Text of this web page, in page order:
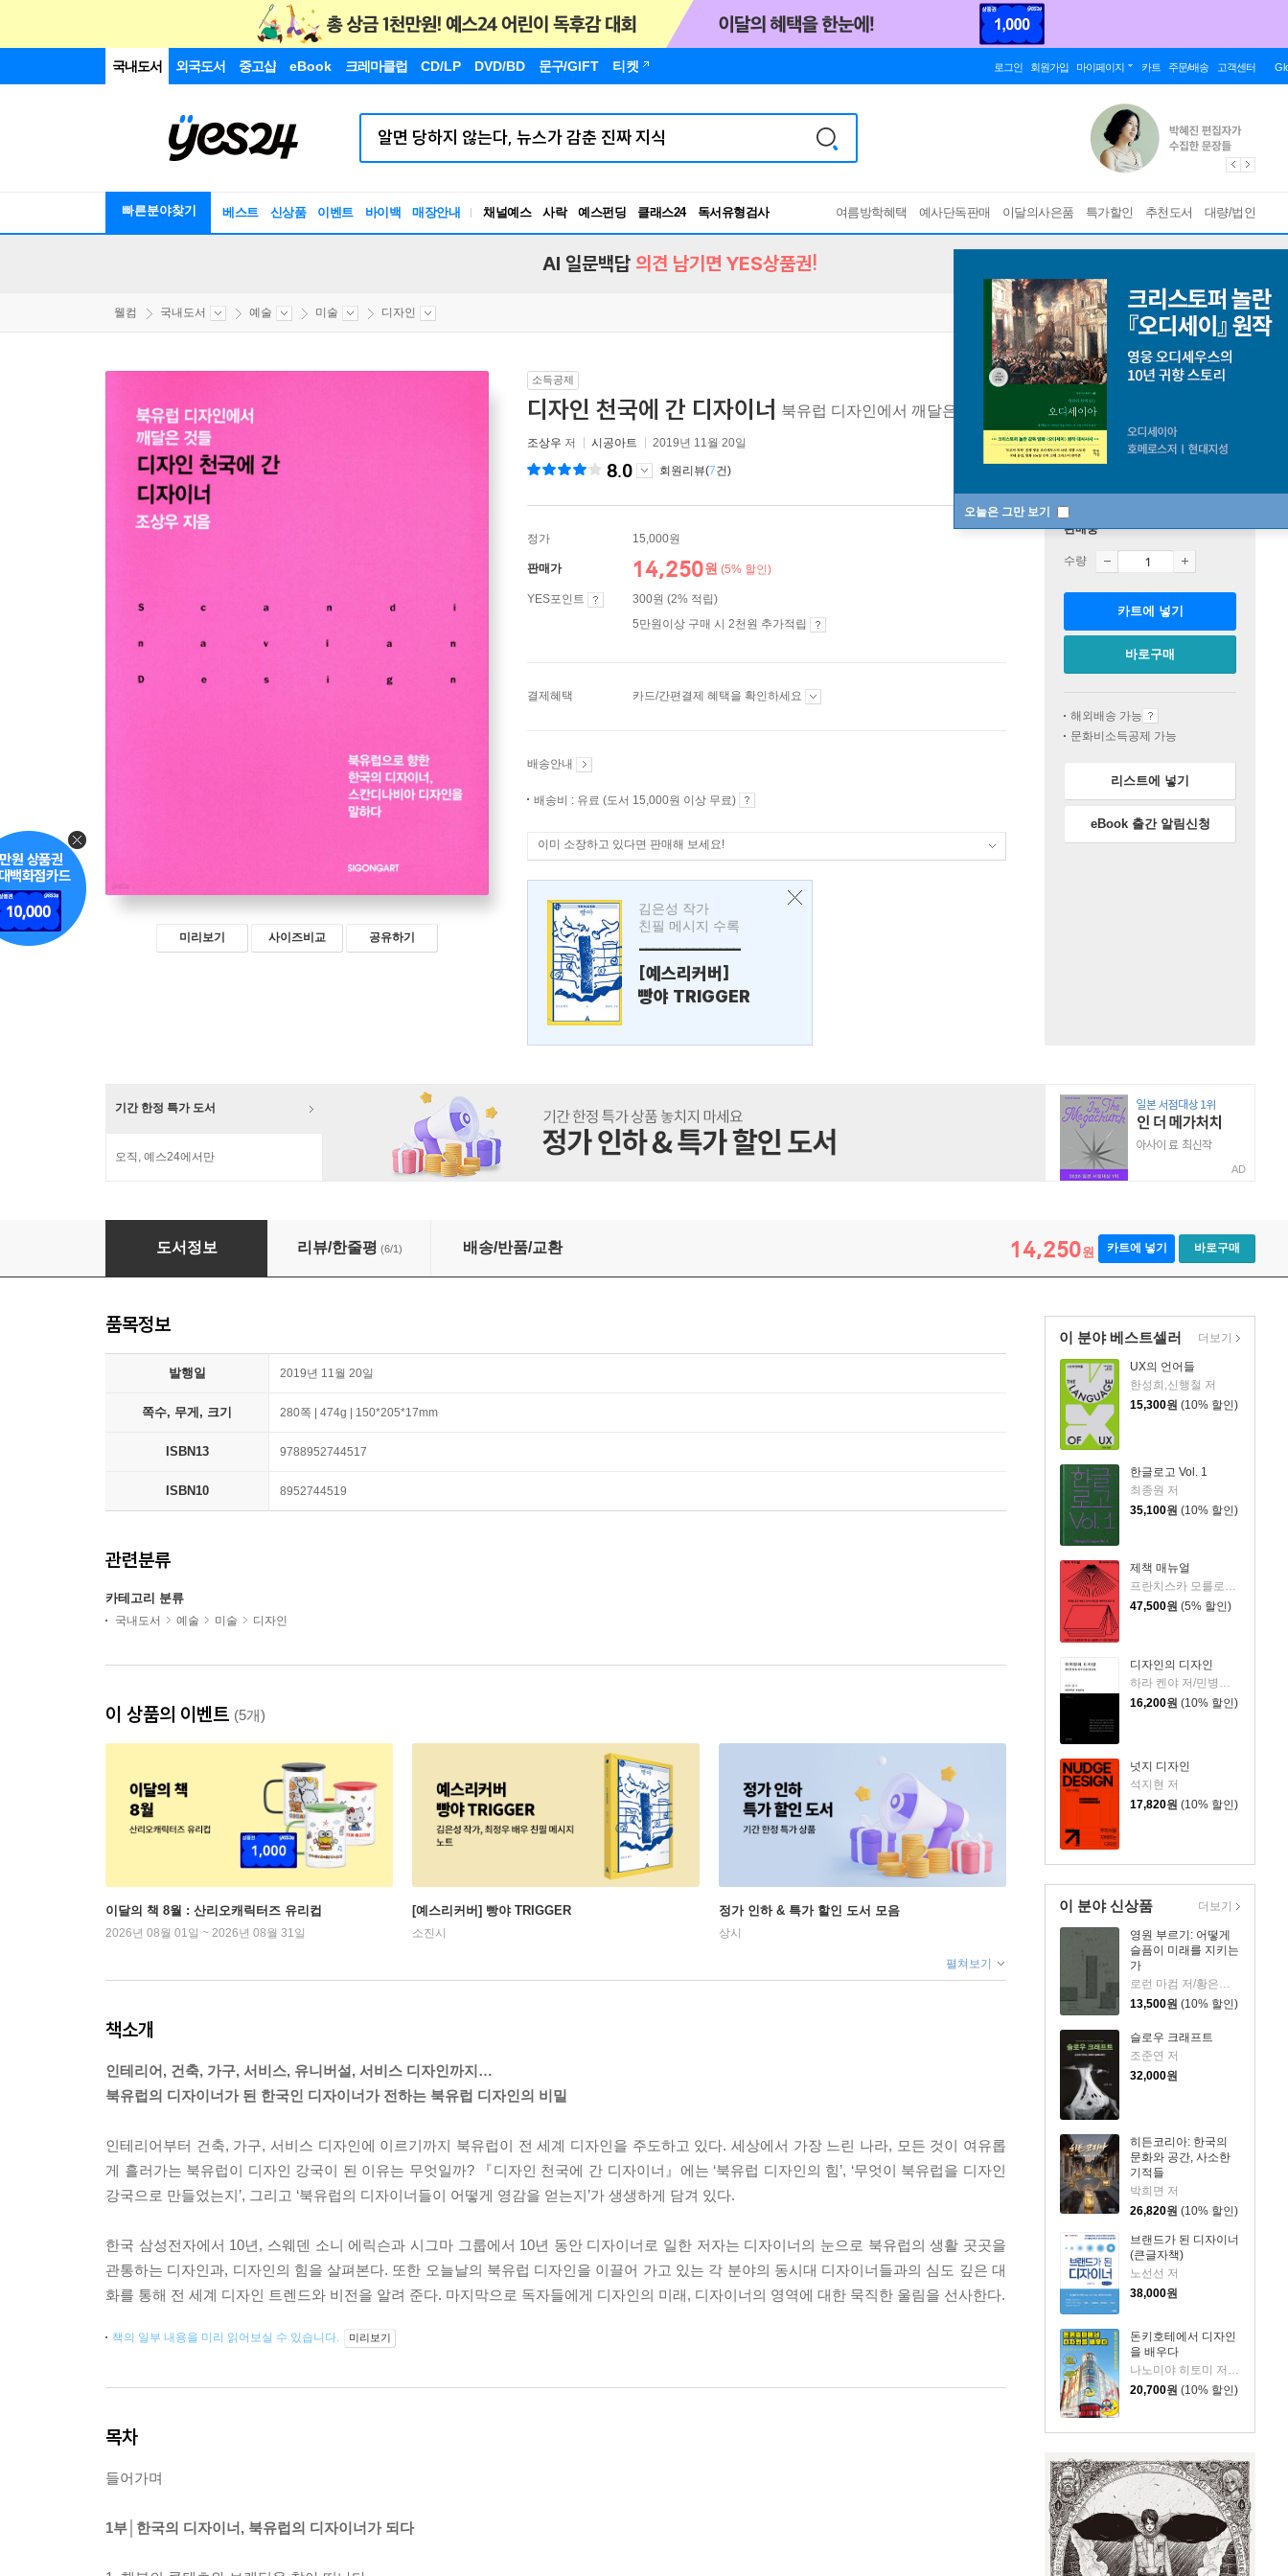
국내도서 외국도서 중고샵 eBook 크레마클럽 CD/LP DVD/BD 문구/GIFT 티켓 로그인 회원가입 마이페이지 카트 주문/배송 고객센터
빠른분야찾기 베스트 신상품 이벤트 바이백 매장안내 채널예스 사락 예스펀딩 클래스24
독서유형검사
RBTI Lab
여름방학혜택 예사단독판매 이달의사은품 특가할인 추천도서 대량/법인
오늘은 그만 보기
AI 일문백답 의견 남기면 YES상품권!
웰컴 국내도서 예술 미술 디자인
미리보기 사이즈비교 공유하기
소득공제
디자인 천국에 간 디자이너 북유럽 디자인에서 깨달은 것들
조상우 저 시공아트 2019년 11월 20일
8.0 회원리뷰(7건)
정가 15,000원
판매가 14,250원 (5% 할인)
YES포인트
300원 (2% 적립)
5만원이상 구매 시 2천원 추가적립
결제혜택 카드/간편결제 혜택을 확인하세요
배송안내
배송비 : 유료 (도서 15,000원 이상 무료)
이미 소장하고 있다면 판매해 보세요!
김은성 작가
친필 메시지 수록
---------------
[예스리커버]
빵야 TRIGGER
판매중
수량
카트에 넣기
바로구매
해외배송 가능
문화비소득공제 가능
리스트에 넣기
eBook 출간 알림신청
기간 한정 특가 도서
오직, 예스24에서만
AD
디자인 천국에 간 디자이너
도서정보 리뷰/한줄평 (6/1) 배송/반품/교환 14,250원 카트에 넣기 바로구매
이 분야 베스트셀러
UX의 언어들
한성희,신행철 저
15,300원 (10% 할인)
한글로고 Vol. 1
최종원 저
35,100원 (10% 할인)
제책 매뉴얼
47,500원 (5% 할인)
디자인의 디자인
하라 켄야 저/민병걸 역
16,200원 (10% 할인)
넛지 디자인
석지현 저
17,820원 (10% 할인)
더보기
이 분야 신상품
영원 부르기: 어떻게
슬픔이 미래를 지키는
가
로런 마컴 저/황은주 역
13,500원 (10% 할인)
슬로우 크래프트
조준연 저
32,000원
히든코리아: 한국의
문화와 공간, 사소한
기적들
박희면 저
26,820원 (10% 할인)
브랜드가 된 디자이너
(큰글자책)
노선선 저
38,000원
돈키호테에서 디자인
을 배우다
나노미야 히토미 저/윤경희 역
20,700원 (10% 할인)
더보기
품목정보
발행일 2019년 11월 20일
쪽수, 무게, 크기 280쪽 | 474g | 150*205*17mm
ISBN13 9788952744517
ISBN10 8952744519
관련분류
카테고리 분류
국내도서 예술 미술 디자인
이 상품의 이벤트 (5개)
이달의 책 8월 : 산리오캐릭터즈 유리컵
2026년 08월 01일 ~ 2026년 08월 31일
[예스리커버] 빵야 TRIGGER
소진시
정가 인하 & 특가 할인 도서 모음
상시
펼쳐보기
책소개
인테리어, 건축, 가구, 서비스, 유니버설, 서비스 디자인까지…
북유럽의 디자이너가 된 한국인 디자이너가 전하는 북유럽 디자인의 비밀
인테리어부터 건축, 가구, 서비스 디자인에 이르기까지 북유럽이 전 세계 디자인을 주도하고 있다. 세상에서 가장 느린 나라, 모든 것이 여유롭
게 흘러가는 북유럽이 디자인 강국이 된 이유는 무엇일까? 『디자인 천국에 간 디자이너』에는 ‘북유럽 디자인의 힘’, ‘무엇이 북유럽을 디자인
강국으로 만들었는지’, 그리고 ‘북유럽의 디자이너들이 어떻게 영감을 얻는지’가 생생하게 담겨 있다.
한국 삼성전자에서 10년, 스웨덴 소니 에릭슨과 시그마 그룹에서 10년 동안 디자이너로 일한 저자는 디자이너의 눈으로 북유럽의 생활 곳곳을
관통하는 디자인과, 디자인의 힘을 살펴본다. 또한 오늘날의 북유럽 디자인을 이끌어 가고 있는 각 분야의 동시대 디자이너들과의 심도 깊은 대
화를 통해 전 세계 디자인 트렌드와 비전을 알려 준다. 마지막으로 독자들에게 디자인의 미래, 디자이너의 영역에 대한 묵직한 울림을 선사한다.
책의 일부 내용을 미리 읽어보실 수 있습니다. 미리보기
목차
들어가며
1부│한국의 디자이너, 북유럽의 디자이너가 되다